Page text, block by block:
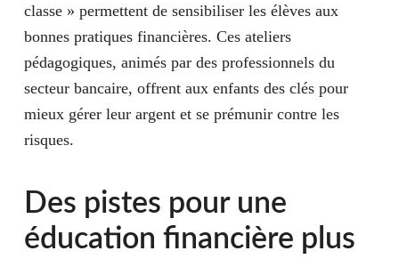
classe » permettent de sensibiliser les élèves aux
bonnes pratiques financières. Ces ateliers
pédagogiques, animés par des professionnels du
secteur bancaire, offrent aux enfants des clés pour
mieux gérer leur argent et se prémunir contre les
risques.
Des pistes pour une
éducation financière plus